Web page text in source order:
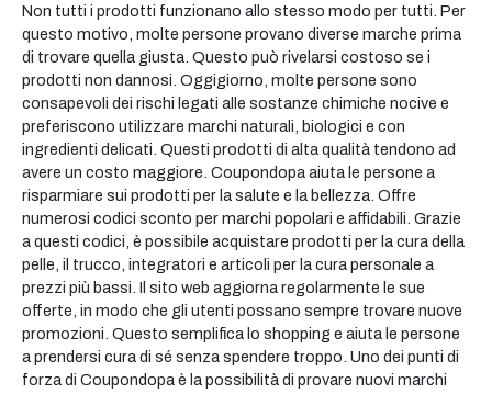
Non tutti i prodotti funzionano allo stesso modo per tutti. Per
questo motivo, molte persone provano diverse marche prima
di trovare quella giusta. Questo può rivelarsi costoso se i
prodotti non dannosi. Oggigiorno, molte persone sono
consapevoli dei rischi legati alle sostanze chimiche nocive e
preferiscono utilizzare marchi naturali, biologici e con
ingredienti delicati. Questi prodotti di alta qualità tendono ad
avere un costo maggiore. Coupondopa aiuta le persone a
risparmiare sui prodotti per la salute e la bellezza. Offre
numerosi codici sconto per marchi popolari e affidabili. Grazie
a questi codici, è possibile acquistare prodotti per la cura della
pelle, il trucco, integratori e articoli per la cura personale a
prezzi più bassi. Il sito web aggiorna regolarmente le sue
offerte, in modo che gli utenti possano sempre trovare nuove
promozioni. Questo semplifica lo shopping e aiuta le persone
a prendersi cura di sé senza spendere troppo. Uno dei punti di
forza di Coupondopa è la possibilità di provare nuovi marchi